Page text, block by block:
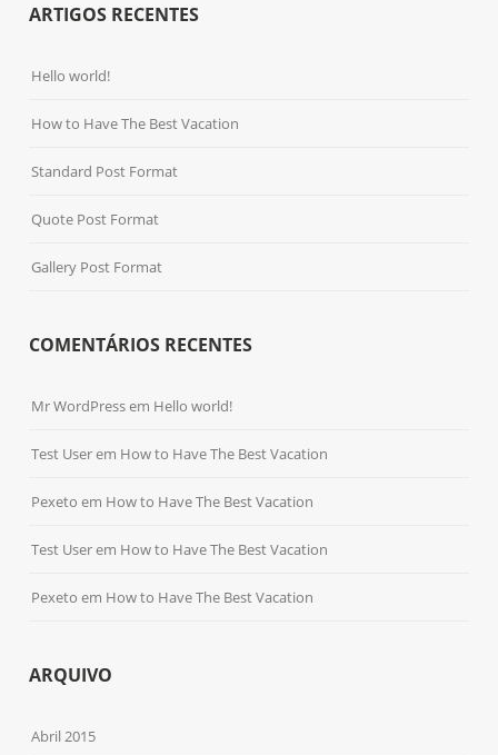
ARTIGOS RECENTES
Hello world!
How to Have The Best Vacation
Standard Post Format
Quote Post Format
Gallery Post Format
COMENTÁRIOS RECENTES
Mr WordPressem Hello world!
Test Userem How to Have The Best Vacation
Pexeto em How to Have The Best Vacation
Test Userem How to Have The Best Vacation
Pexeto em How to Have The Best Vacation
ARQUIVO
Abril 2015